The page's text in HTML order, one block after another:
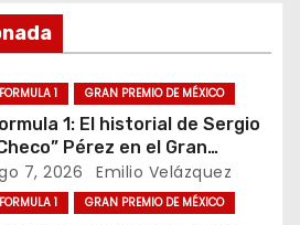
FORMULA 1 GRAN PREMIO DE MÉXICO
1: El historial de Sergio
Pérez en el Gran
de México
7, 2026 Emilio Velázquez
FORMULA 1 GRAN PREMIO DE MÉXICO